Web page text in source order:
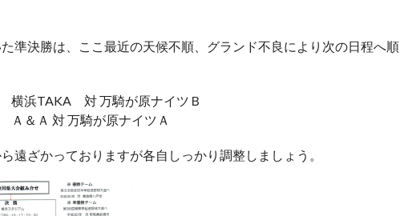
準決勝は、ここ最近の天候不順、グランド不良により次の日程へ順
浜TAKA 対 万騎が原ナイツＢ
＆Ａ 対 万騎が原ナイツＡ
遠ざかっておりますが各自しっかり調整しましょう。